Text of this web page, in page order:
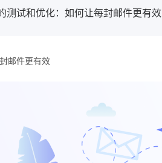
测试和优化：如何让每封邮件更有效
邮件更有效